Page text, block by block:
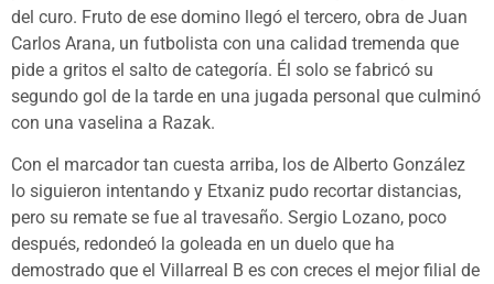
del curo. Fruto de ese domino llegó el tercero, obra de Juan
Carlos Arana, un futbolista con una calidad tremenda que
pide a gritos el salto de categoría. Él solo se fabricó su
segundo gol de la tarde en una jugada personal que culminó
con una vaselina a Razak.
Con el marcador tan cuesta arriba, los de Alberto González
lo siguieron intentando y Etxaniz pudo recortar distancias,
pero su remate se fue al travesaño. Sergio Lozano, poco
después, redondeó la goleada en un duelo que ha
demostrado que el Villarreal B es con creces el mejor filial de